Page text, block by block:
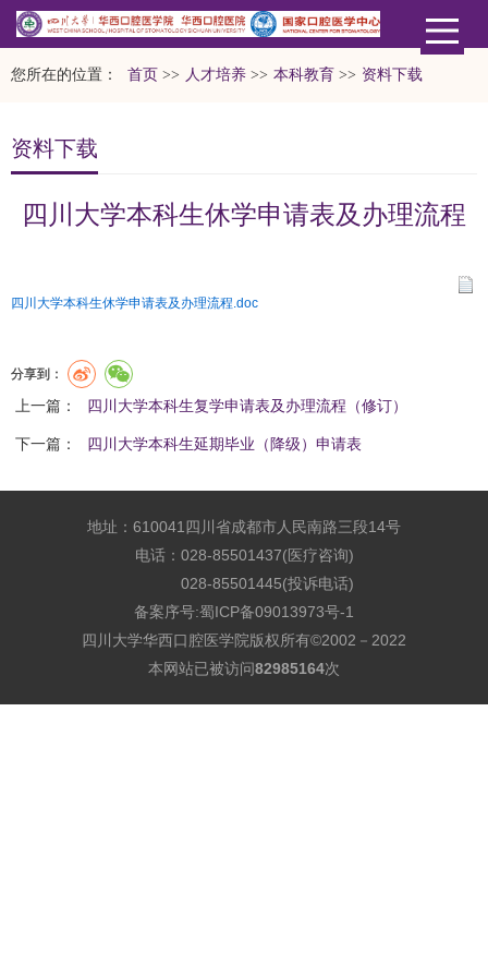
您所在的位置： 首页 >> 人才培养 >> 本科教育 >> 资料下载
资料下载
四川大学本科生休学申请表及办理流程
四川大学本科生休学申请表及办理流程.doc
分享到：
上一篇： 四川大学本科生复学申请表及办理流程（修订）
下一篇： 四川大学本科生延期毕业（降级）申请表
地址：610041四川省成都市人民南路三段14号
电话：028-85501437(医疗咨询)
028-85501445(投诉电话)
备案序号:蜀ICP备09013973号-1
四川大学华西口腔医学院版权所有©2002－2022
本网站已被访问82985164次